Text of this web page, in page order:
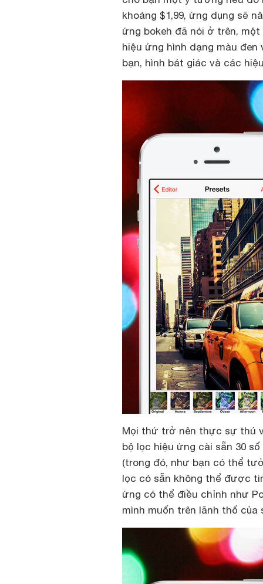
khoảng $1,99, ứng dụng sẽ
ứng bokeh đã nói ở trên,
hiệu ứng hình dạng màu
bạn, hình bát giác và các
Mọi thứ trở nên thực sự thú
bộ lọc hiệu ứng cài sẵn 30
(trong đó, như bạn có thể
lọc có sẵn không thể được
ứng có thể điều chỉnh như
mình muốn trên lãnh thổ của